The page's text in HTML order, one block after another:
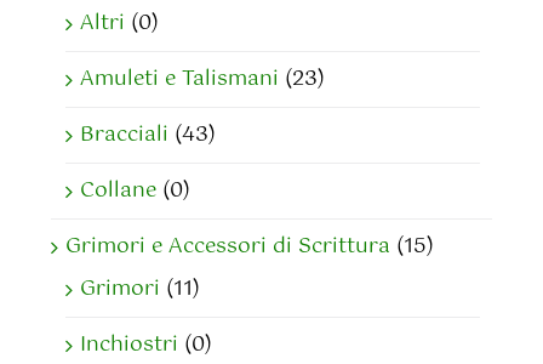
Altri (0)
Amuleti e Talismani (23)
Bracciali (43)
Collane (0)
Grimori e Accessori di Scrittura (15)
Grimori (11)
Inchiostri (0)